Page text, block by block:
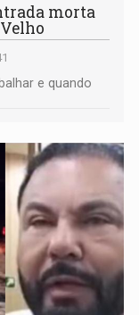
morta
e quando